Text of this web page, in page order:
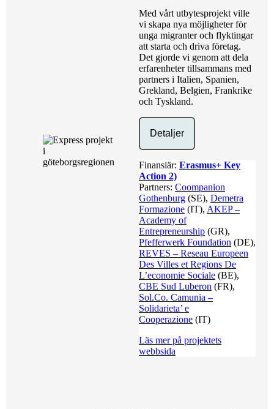
Med vårt utbytesprojekt ville
vi skapa nya möjligheter för
unga migranter och flyktingar
att starta och driva företag.
Det gjorde vi genom att dela
erfarenheter tillsammans med
partners i Italien, Spanien,
Grekland, Belgien, Frankrike
och Tyskland.
Detaljer
Finansiär: Erasmus+ Key
Action 2)
Partners: Coompanion
Gothenburg (SE), Demetra
Formazione (IT), AKEP –
Academy of
Entrepreneurship (GR),
Pfefferwerk Foundation (DE),
REVES – Reseau Europeen
Des Villes et Regions De
L’economie Sociale (BE),
CBE Sud Luberon (FR),
Sol.Co. Camunia –
Solidarieta’ e
Cooperazione (IT)
Läs mer på projektets
webbsida